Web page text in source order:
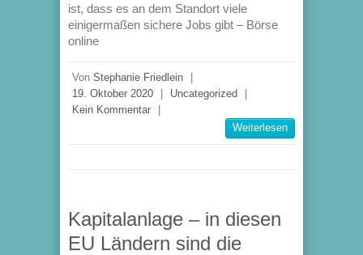
ist, dass es an dem Standort viele
einigermaßen sichere Jobs gibt – Börse
online
Von Stephanie Friedlein
|
19. Oktober 2020
| Uncategorized
|
Kein Kommentar
|
Weiterlesen
Kapitalanlage – in diesen
EU Ländern sind die